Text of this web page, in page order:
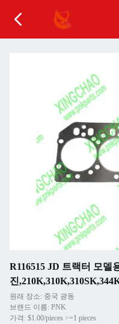
R116515 JD 트랙터 모델
진
원래 장소: 중국 광동
브랜드 이름: PNK
가격: $1.00/pieces >=1 pieces